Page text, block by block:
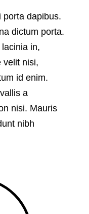
porta dapibus.
dictum porta.
in,
velit nisi,
id enim.
a
nisi. Mauris
nibh